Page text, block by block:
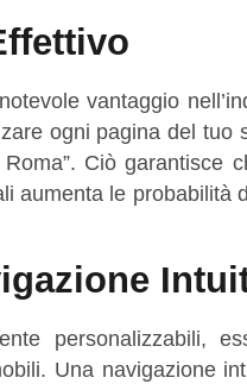
vantaggio
ogni pagina del tuo
Roma”. Ciò garantisce
aumenta le probabilità
personalizzabili,
Una navigazione